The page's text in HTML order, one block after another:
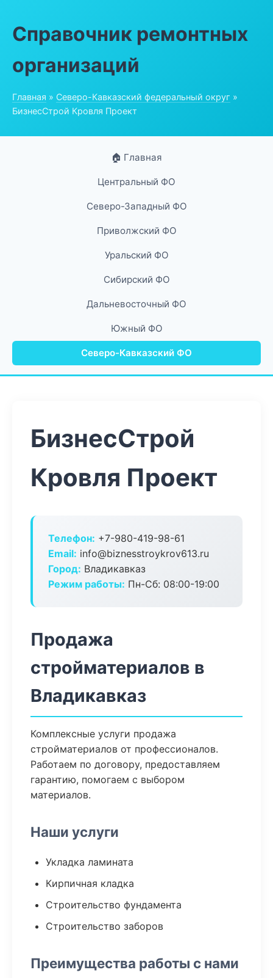
Справочник ремонтных
организаций
Главная » Северо-Кавказский федеральный округ »
БизнесСтрой Кровля Проект
🏠 Главная
Центральный ФО
Северо-Западный ФО
Приволжский ФО
Уральский ФО
Сибирский ФО
Дальневосточный ФО
Южный ФО
Северо-Кавказский ФО
БизнесСтрой
Кровля Проект
Телефон: +7-980-419-98-61
Email: info@biznesstroykrov613.ru
Город: Владикавказ
Режим работы: Пн-Сб: 08:00-19:00
Продажа
стройматериалов в
Владикавказ
Комплексные услуги продажа
стройматериалов от профессионалов.
Работаем по договору, предоставляем
гарантию, помогаем с выбором
материалов.
Наши услуги
Укладка ламината
Кирпичная кладка
Строительство фундамента
Строительство заборов
Преимущества работы с нами